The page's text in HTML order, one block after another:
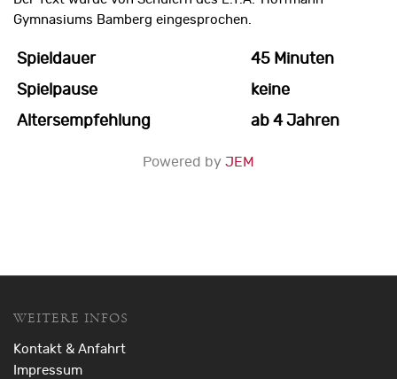
Gymnasiums Bamberg eingesprochen.
Spieldauer
45 Minuten
Spielpause
keine
Altersempfehlung
ab 4 Jahren
Powered by JEM
WEITERE INFOS
Kontakt & Anfahrt
Impressum